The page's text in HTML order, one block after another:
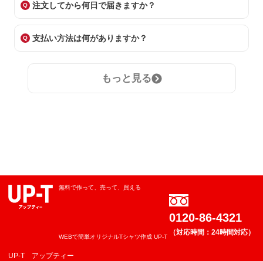
注文してから何日で届きますか？
支払い方法は何がありますか？
もっと見る
無料で作って、売って、買える
WEBで簡単オリジナルTシャツ作成 UP-T
0120-86-4321
（対応時間：24時間対応）
UP-T アップティー